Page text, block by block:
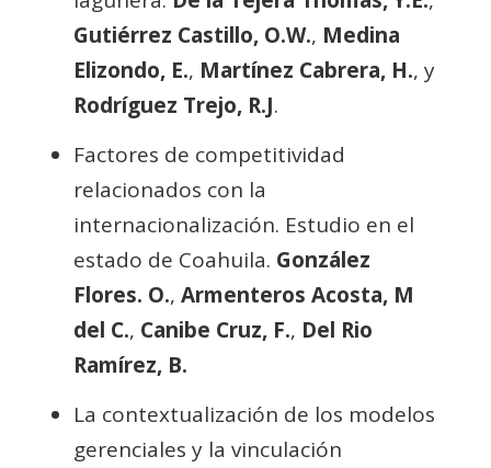
Gutiérrez Castillo, O.W., Medina
Elizondo, E., Martínez Cabrera, H., y
Rodríguez Trejo, R.J.
Factores de competitividad
relacionados con la
internacionalización. Estudio en el
estado de Coahuila. González
Flores. O., Armenteros Acosta, M
del C., Canibe Cruz, F., Del Rio
Ramírez, B.
La contextualización de los modelos
gerenciales y la vinculación